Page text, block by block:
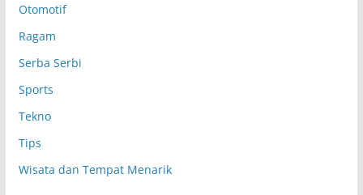
Otomotif
Ragam
Serba Serbi
Sports
Tekno
Tips
Wisata dan Tempat Menarik